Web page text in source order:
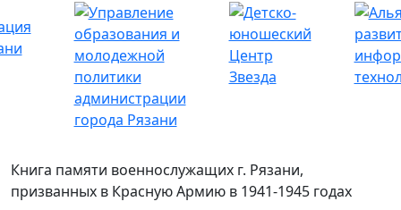
Книга памяти военнослужащих г. Рязани,
призванных в Красную Армию в 1941-1945 годах